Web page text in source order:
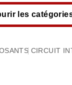
les
CIRCUIT